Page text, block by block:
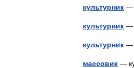
культурник —
культурник —
культурник —
массовик —